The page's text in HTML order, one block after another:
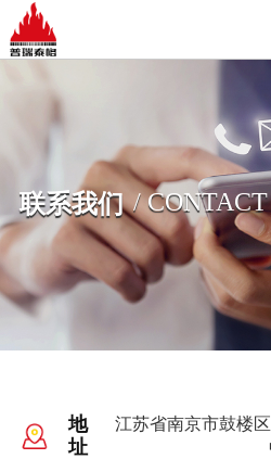
联系我们 /
地
址
江苏省南京市鼓楼